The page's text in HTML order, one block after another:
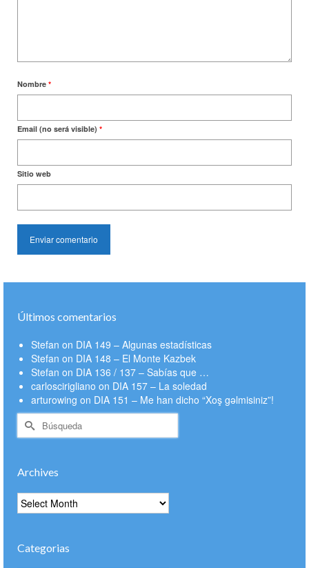
Nombre *
Email (no será visible) *
Sitio web
Últimos comentarios
Stefan on DIA 149 – Algunas estadísticas
Stefan on DIA 148 – El Monte Kazbek
Stefan on DIA 136 / 137 – Sabías que …
carloscirigliano on DIA 157 – La soledad
arturowing on DIA 151 – Me han dicho “Xoş gəlmisiniz”!
Buscar
por:
Archives
Archives
Categorias